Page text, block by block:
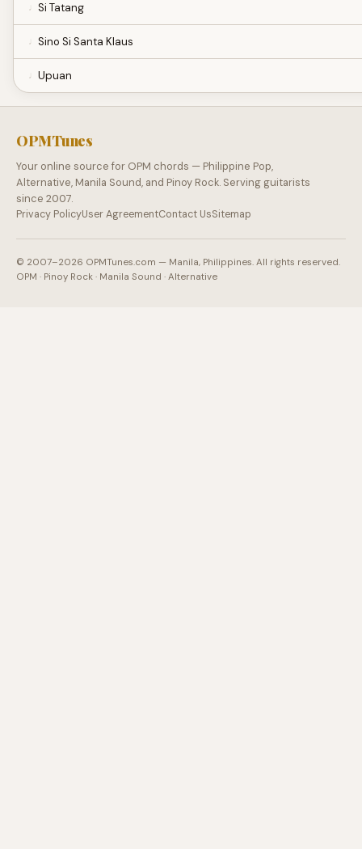
Si Tatang
Sino Si Santa Klaus
Upuan
OPMTunes
Your online source for OPM chords — Philippine Pop,
Alternative, Manila Sound, and Pinoy Rock. Serving guitarists
since 2007.
Privacy PolicyUser AgreementContact UsSitemap
© 2007–2026 OPMTunes.com — Manila, Philippines. All rights reserved.
OPM · Pinoy Rock · Manila Sound · Alternative